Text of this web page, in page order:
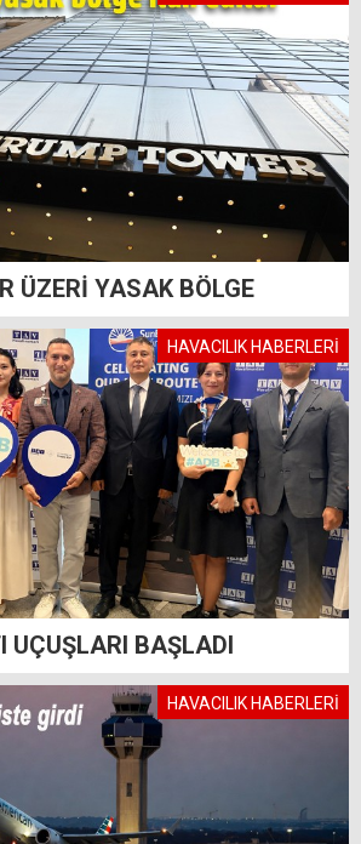
ÜZERİ YASAK BÖLGE
HAVACILIK HABERLERİ
BAŞLADI
HAVACILIK HABERLERİ